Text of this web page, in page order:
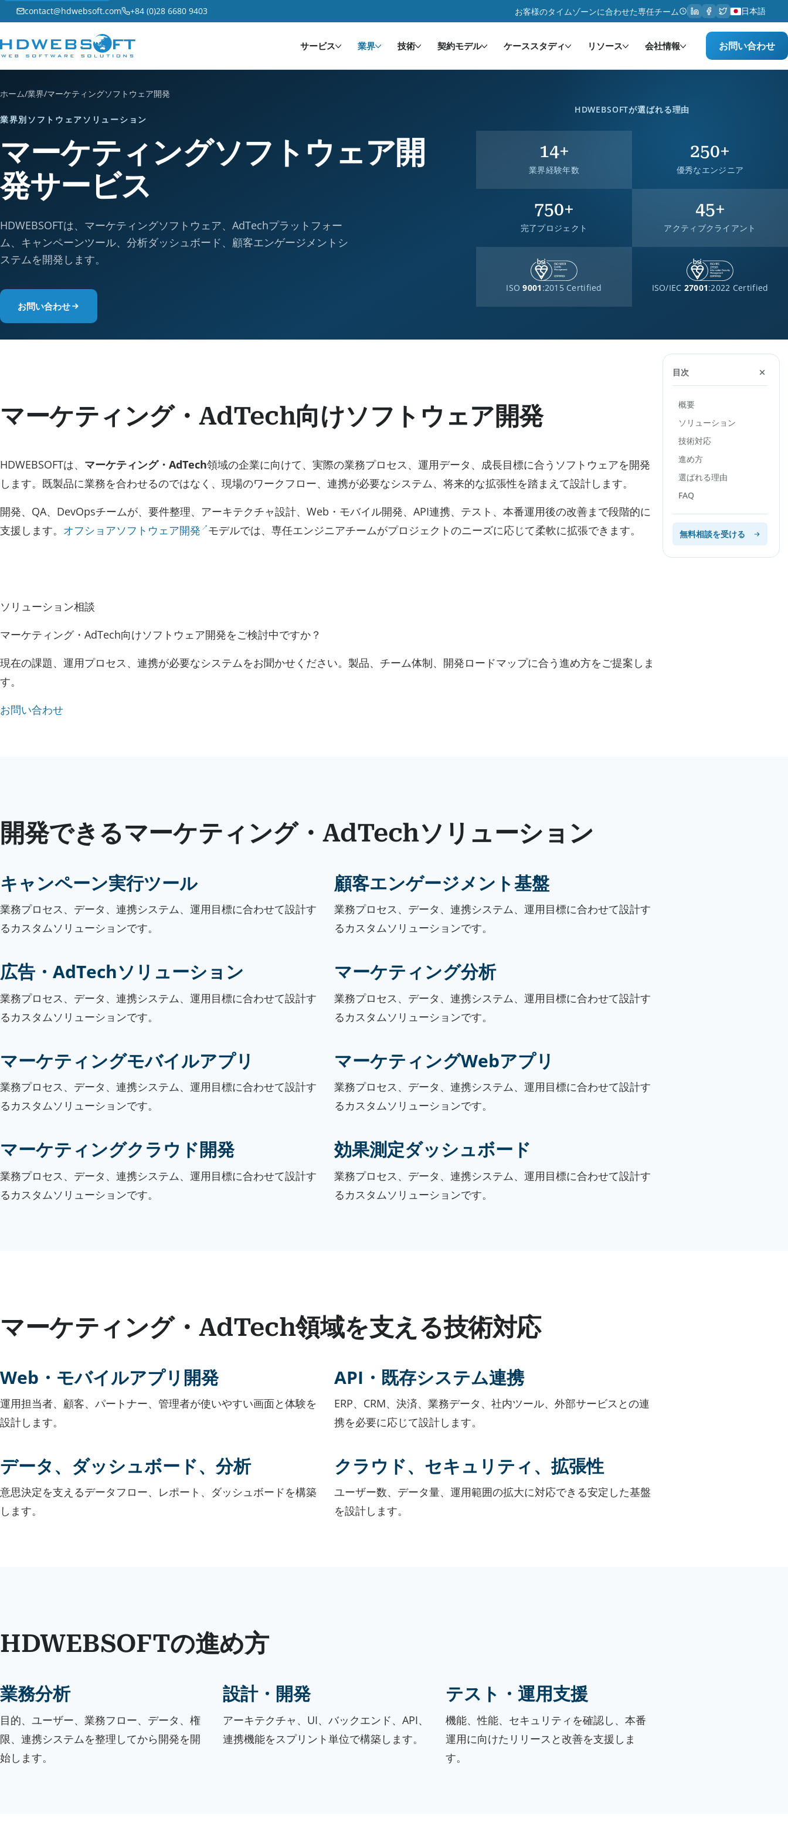
contact@hdwebsoft.com +84 (0)28 6680 9403 お客様のタイムゾーンに合わせた専任チーム 日本語
サービス 業界 技術 契約モデル ケーススタディ リソース 会社情報 お問い合わせ
ホーム/業界/マーケティングソフトウェア開発
業界別ソフトウェアソリューション
マーケティングソフトウェア開
発サービス
HDWEBSOFTは、マーケティングソフトウェア、AdTechプラットフォー
ム、キャンペーンツール、分析ダッシュボード、顧客エンゲージメントシ
ステムを開発します。
お問い合わせ
HDWEBSOFTが選ばれる理由
14+
業界経験年数
250+
優秀なエンジニア
750+
完了プロジェクト
45+
アクティブクライアント
ISO9001 :2015 Certified ISO/IEC 27001:2022 Certified
マーケティング・AdTech向けソフトウェア開発
HDWEBSOFTは、 マーケティング・AdTech領域の企業に向けて、実際の業務プロセス、運用データ、成長目標に合うソフトウェアを開発
します。既製品に業務を合わせるのではなく、現場のワークフロー、連携が必要なシステム、将来的な拡張性を踏まえて設計します。
開発、QA、DevOpsチームが、要件整理、アーキテクチャ設計、Web・モバイル開発、API連携、テスト、本番運用後の改善まで段階的に
支援します。 オフショアソフトウェア開発 モデルでは、専任エンジニアチームがプロジェクトのニーズに応じて柔軟に拡張できます。
ソリューション相談
マーケティング・AdTech向けソフトウェア開発をご検討中ですか？
現在の課題、運用プロセス、連携が必要なシステムをお聞かせください。製品、チーム体制、開発ロードマップに合う進め方をご提案しま
す。
お問い合わせ
開発できるマーケティング・AdTechソリューション
キャンペーン実行ツール
業務プロセス、データ、連携システム、運用目標に合わせて設計す
るカスタムソリューションです。
顧客エンゲージメント基盤
業務プロセス、データ、連携システム、運用目標に合わせて設計す
るカスタムソリューションです。
広告・AdTechソリューション
業務プロセス、データ、連携システム、運用目標に合わせて設計す
るカスタムソリューションです。
マーケティング分析
業務プロセス、データ、連携システム、運用目標に合わせて設計す
るカスタムソリューションです。
マーケティングモバイルアプリ
業務プロセス、データ、連携システム、運用目標に合わせて設計す
るカスタムソリューションです。
マーケティングWebアプリ
業務プロセス、データ、連携システム、運用目標に合わせて設計す
るカスタムソリューションです。
マーケティングクラウド開発
業務プロセス、データ、連携システム、運用目標に合わせて設計す
るカスタムソリューションです。
効果測定ダッシュボード
業務プロセス、データ、連携システム、運用目標に合わせて設計す
るカスタムソリューションです。
マーケティング・AdTech領域を支える技術対応
Web・モバイルアプリ開発
運用担当者、顧客、パートナー、管理者が使いやすい画面と体験を
設計します。
API・既存システム連携
ERP、CRM、決済、業務データ、社内ツール、外部サービスとの連
携を必要に応じて設計します。
データ、ダッシュボード、分析
意思決定を支えるデータフロー、レポート、ダッシュボードを構築
します。
クラウド、セキュリティ、拡張性
ユーザー数、データ量、運用範囲の拡大に対応できる安定した基盤
を設計します。
HDWEBSOFTの進め方
業務分析
目的、ユーザー、業務フロー、データ、権
限、連携システムを整理してから開発を開
始します。
設計・開発
アーキテクチャ、UI、バックエンド、API、
連携機能をスプリント単位で構築します。
テスト・運用支援
機能、性能、セキュリティを確認し、本番
運用に向けたリリースと改善を支援しま
す。
目次
概要
ソリューション
技術対応
進め方
選ばれる理由
FAQ
無料相談を受ける